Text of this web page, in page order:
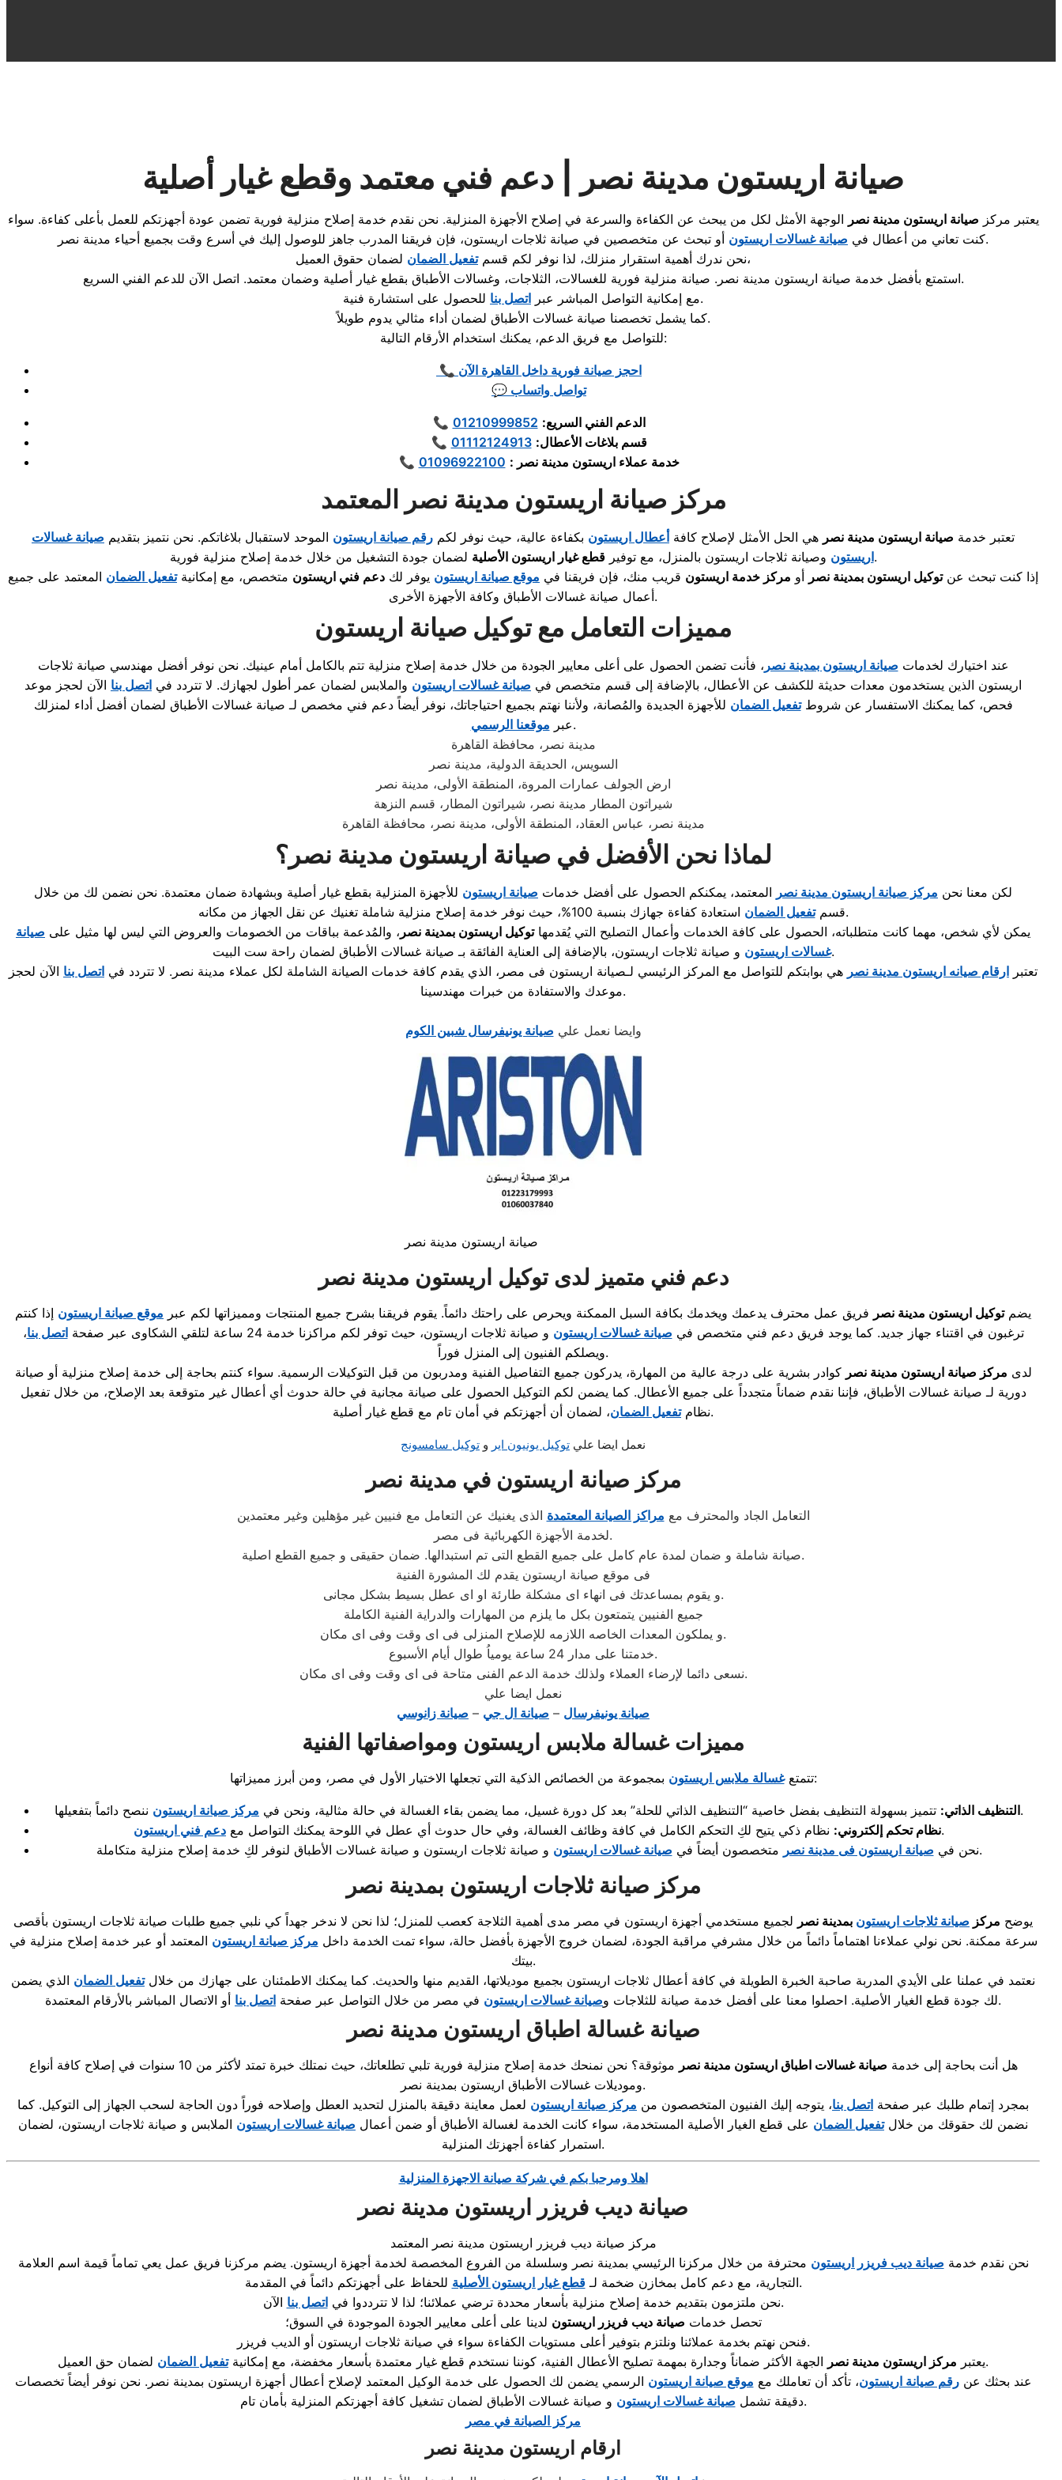
صيانة اريستون مدينة نصر | دعم فني معتمد وقطع غيار أصلية
يعتبر مركز صيانة اريستون مدينة نصر الوجهة الأمثل لكل من يبحث عن الكفاءة والسرعة في إصلاح الأجهزة المنزلية. نحن نقدم خدمة إصلاح منزلية فورية تضمن عودة أجهزتكم للعمل بأعلى كفاءة. سواء
كنت تعاني من أعطال في صيانة غسالات اريستون أو تبحث عن متخصصين في صيانة ثلاجات اريستون
، فإن فريقنا المدرب جاهز للوصول إليك في أسرع وقت بجميع أحياء مدينة نصر.
نحن ندرك أهمية استقرار منزلك، لذا نوفر لكم قسمتفعيل الضمان
لضمان حقوق العميل،
استمتع بأفضل خدمة صيانة اريستون مدينة نصر. صيانة منزلية فورية للغسالات، الثلاجات، وغسالات الأطباق بقطع غيار أصلية وضمان معتمد. اتصل الآن للدعم الفني السريع.
مع إمكانية التواصل المباشر عبر اتصل بنا
للحصول على استشارة فنية.
كما يشمل تخصصنا صيانة غسالات الأطباق
لضمان أداء مثالي يدوم طويلاً.
للتواصل مع فريق الدعم، يمكنك استخدام الأرقام التالية:
📞 احجز صيانة فورية داخل القاهرة الآن
💬 تواصل واتساب
📞 الدعم الفني السريع: 01210999852
📞
قسم بلاغات الأعطال: 01112124913
📞
خدمة عملاء اريستون مدينة نصر : 01096922100
مركز صيانة اريستون مدينة نصر المعتمد
تعتبر خدمة صيانة اريستون مدينة نصر هي الحل الأمثل لإصلاح كافة أعطال اريستون بكفاءة عالية، حيث نوفر لكم رقم صيانة اريستون الموحد لاستقبال بلاغاتكم. نحن نتميز بتقديم صيانة غسالات
اريستون وصيانة ثلاجات اريستون بالمنزل، مع توفيرقطع غيار اريستون الأصلية لضمان جودة التشغيل من خلال خدمة إصلاح منزلية
فورية.
إذا كنت تبحث عنتوكيل اريستون بمدينة نصر أو مركز خدمة اريستون قريب منك، فإن فريقنا في موقع صيانة اريستون يوفر لك دعم فني اريستون متخصص، مع إمكانيةتفعيل الضمان المعتمد على جميع
أعمال صيانة غسالات الأطباق وكافة الأجهزة الأخرى.
مميزات التعامل مع توكيل صيانة اريستون
عند اختيارك لخدمات صيانة اريستون بمدينة نصر ، فأنت تضمن الحصول على أعلى معايير الجودة من خلال خدمة إصلاح منزلية تتم بالكامل أمام عينيك. نحن نوفر أفضل مهندسي صيانة ثلاجات
اريستون الذين يستخدمون معدات حديثة للكشف عن الأعطال، بالإضافة إلى قسم متخصص في صيانة غسالات اريستون والملابس لضمان عمر أطول لجهازك. لا تتردد في اتصل بنا الآن لحجز موعد
فحص، كما يمكنك الاستفسار عن شروطتفعيل الضمان للأجهزة الجديدة والمُصانة، ولأننا نهتم بجميع احتياجاتك، نوفر أيضاً دعم فني مخصص لـ صيانة غسالات الأطباق لضمان أفضل أداء لمنزلك
عبر موقعنا الرسمي
.
مدينة نصر، محافظة القاهرة
السويس، الحديقة الدولية، مدينة نصر
ارض الجولف عمارات المروة، المنطقة الأولى، مدينة نصر
شيراتون المطار مدينة نصر، شيراتون المطار، قسم النزهة
مدينة نصر، عباس العقاد، المنطقة الأولى، مدينة نصر، محافظة القاهرة
لماذا نحن الأفضل في صيانة اريستون مدينة نصر؟
لكن معنا نحن مركز صيانة اريستون مدينة نصر المعتمد، يمكنكم الحصول على أفضل خدمات صيانة اريستون للأجهزة المنزلية بقطع غيار أصلية وبشهادة ضمان معتمدة. نحن نضمن لك من خلال
قسمتفعيل الضمان استعادة كفاءة جهازك بنسبة 100%، حيث نوفر خدمة إصلاح منزلية
شاملة تغنيك عن نقل الجهاز من مكانه.
يمكن لأي شخص، مهما كانت متطلباته، الحصول على كافة الخدمات وأعمال التصليح التي يُقدمهاتوكيل اريستون بمدينة نصر ، والمُدعمة بباقات من الخصومات والعروض التي ليس لها مثيل على صيانة
غسالات اريستون و صيانة ثلاجات اريستون، بالإضافة إلى العناية الفائقة بـ صيانة غسالات الأطباق
لضمان راحة ست البيت.
تعتبر ارقام صيانه اريستون مدينة نصر هي بوابتكم للتواصل مع المركز الرئيسي لـصيانة اريستون فى مصر، الذي يقدم كافة خدمات الصيانة الشاملة لكل عملاء مدينة نصر. لا تتردد في اتصل بنا الآن لحجز
موعدك والاستفادة من خبرات مهندسينا.
وايضا نعمل علي صيانة يونيفرسال شبين الكوم
صيانة اريستون مدينة نصر
دعم فني متميز لدى توكيل اريستون مدينة نصر
يضمتوكيل اريستون مدينة نصر فريق عمل محترف يدعمك ويخدمك بكافة السبل الممكنة ويحرص على راحتك دائماً. يقوم فريقنا بشرح جميع المنتجات ومميزاتها لكم عبر موقع صيانة اريستون إذا كنتم
ترغبون في اقتناء جهاز جديد. كما يوجد فريق دعم فني متخصص في صيانة غسالات اريستون و صيانة ثلاجات اريستون، حيث توفر لكم مراكزنا خدمة 24 ساعة لتلقي الشكاوى عبر صفحة اتصل بنا،
ويصلكم الفنيون إلى المنزل فوراً.
لدى مركز صيانة اريستون مدينة نصر كوادر بشرية على درجة عالية من المهارة، يدركون جميع التفاصيل الفنية ومدربون من قبل التوكيلات الرسمية. سواء كنتم بحاجة إلى خدمة إصلاح منزلية أو صيانة
دورية لـ صيانة غسالات الأطباق، فإننا نقدم ضماناً متجدداً على جميع الأعطال. كما يضمن لكم التوكيل الحصول على صيانة مجانية في حالة حدوث أي أعطال غير متوقعة بعد الإصلاح، من خلال تفعيل
نظامتفعيل الضمان ، لضمان أن أجهزتكم في أمان تام مع قطع غيار أصلية.
نعمل ايضا علي توكيل يونيون اير و توكيل سامسونج
مركز صيانة اريستون في مدينة نصر
التعامل الجاد والمحترف مع مراكز الصيانة المعتمدة الذى يغنيك عن التعامل مع فنيين غير مؤهلين وغير معتمدين
لخدمة الأجهزة الكهربائية فى مصر.
صيانة شاملة و ضمان لمدة عام كامل على جميع القطع التى تم استبدالها. ضمان حقيقى و جميع القطع اصلية.
فى موقع صيانة اريستون يقدم لك المشورة الفنية
و يقوم بمساعدتك فى انهاء اى مشكلة طارئة او اى عطل بسيط بشكل مجانى.
جميع الفنيين يتمتعون بكل ما يلزم من المهارات والدراية الفنية الكاملة
و يملكون المعدات الخاصه اللازمه للإصلاح المنزلى فى اى وقت وفى اى مكان.
خدمتنا على مدار 24 ساعة يومياُ طوال أيام الأسبوع.
نسعى دائما لإرضاء العملاء ولذلك خدمة الدعم الفنى متاحة فى اى وقت وفى اى مكان.
نعمل ايضا علي
صيانة يونيفرسال – صيانة ال جي – صيانة زانوسي
مميزات غسالة ملابس اريستون ومواصفاتها الفنية
تتمتعغسالة ملابس اريستون بمجموعة من الخصائص الذكية التي تجعلها الاختيار الأول في مصر، ومن أبرز مميزاتها:
التنظيف الذاتي: تتميز بسهولة التنظيف بفضل خاصية “التنظيف الذاتي للحلة” بعد كل دورة غسيل، مما يضمن بقاء الغسالة في حالة مثالية، ونحن في مركز صيانة اريستون
ننصح دائماً بتفعيلها.
نظام تحكم إلكتروني: نظام ذكي يتيح لكِ التحكم الكامل في كافة وظائف الغسالة، وفي حال حدوث أي عطل في اللوحة يمكنك التواصل مع دعم فني اريستون
.
نحن في صيانة اريستون فى مدينة نصر متخصصون أيضاً في صيانة غسالات اريستون و صيانة ثلاجات اريستون و صيانة غسالات الأطباق لنوفر لكِ خدمة إصلاح منزلية متكاملة.
مركز صيانة ثلاجات اريستون بمدينة نصر
يوضح مركز صيانة ثلاجات اريستون بمدينة نصر لجميع مستخدمي أجهزة اريستون في مصر مدى أهمية الثلاجة كعصب للمنزل؛ لذا نحن لا ندخر جهداً كي نلبي جميع طلبات صيانة ثلاجات اريستون بأقصى
سرعة ممكنة. نحن نولي عملاءنا اهتماماً دائماً من خلال مشرفي مراقبة الجودة، لضمان خروج الأجهزة بأفضل حالة، سواء تمت الخدمة داخل مركز صيانة اريستون المعتمد أو عبر خدمة إصلاح منزلية في
بيتك.
نعتمد في عملنا على الأيدي المدربة صاحبة الخبرة الطويلة في كافة أعطال ثلاجات اريستون بجميع موديلاتها، القديم منها والحديث. كما يمكنك الاطمئنان على جهازك من خلالتفعيل الضمان الذي يضمن
لك جودة قطع الغيار الأصلية. احصلوا معنا على أفضل خدمة صيانة للثلاجات وصيانة غسالات اريستون في مصر من خلال التواصل عبر صفحة اتصل بنا أو الاتصال المباشر بالأرقام المعتمدة.
صيانة غسالة اطباق اريستون مدينة نصر
هل أنت بحاجة إلى خدمة صيانة غسالات اطباق اريستون مدينة نصر موثوقة؟ نحن نمنحك خدمة إصلاح منزلية
فورية تلبي تطلعاتك، حيث نمتلك خبرة تمتد لأكثر من 10 سنوات في إصلاح كافة أنواع
وموديلات غسالات الأطباق اريستون
بمدينة نصر.
بمجرد إتمام طلبك عبر صفحة اتصل بنا، يتوجه إليك الفنيون المتخصصون من مركز صيانة اريستون لعمل معاينة دقيقة بالمنزل لتحديد العطل وإصلاحه فوراً دون الحاجة لسحب الجهاز إلى التوكيل. كما
نضمن لك حقوقك من خلالتفعيل الضمان على قطع الغيار الأصلية المستخدمة، سواء كانت الخدمة لغسالة الأطباق أو ضمن أعمال صيانة غسالات اريستون الملابس و صيانة ثلاجات اريستون، لضمان
استمرار كفاءة أجهزتك المنزلية.
اهلا ومرحبا بكم في شركة صيانة الاجهزة المنزلية
صيانة ديب فريزر اريستون مدينة نصر
مركز صيانة ديب فريزر اريستون مدينة نصر المعتمد
نحن نقدم خدمة صيانة ديب فريزر اريستون محترفة من خلال مركزنا الرئيسي بمدينة نصر وسلسلة من الفروع المخصصة لخدمة أجهزة اريستون. يضم مركزنا فريق عمل يعي تماماً قيمة اسم العلامة
التجارية، مع دعم كامل بمخازن ضخمة لـقطع غيار اريستون الأصلية
للحفاظ على أجهزتكم دائماً في المقدمة.
نحن ملتزمون بتقديم خدمة إصلاح منزلية بأسعار محددة ترضي عملائنا؛ لذا لا تترددوا فياتصل بنا
الآن.
تحصل خدمات صيانة ديب فريزر اريستون لدينا على أعلى معايير الجودة الموجودة في السوق؛
فنحن نهتم بخدمة عملائنا ونلتزم بتوفير أعلى مستويات الكفاءة سواء في صيانة ثلاجات اريستون
أو الديب فريزر.
يعتبر مركز اريستون مدينة نصر الجهة الأكثر ضماناً وجدارة بمهمة تصليح الأعطال الفنية، كوننا نستخدم قطع غيار معتمدة بأسعار مخفضة، مع إمكانيةتفعيل الضمان
لضمان حق العميل.
عند بحثك عنرقم صيانة اريستون، تأكد أن تعاملك مع موقع صيانة اريستون الرسمي يضمن لك الحصول على خدمة الوكيل المعتمد لإصلاح أعطال أجهزة اريستون بمدينة نصر. نحن نوفر أيضاً تخصصات
دقيقة تشمل صيانة غسالات اريستون و صيانة غسالات الأطباق
لضمان تشغيل كافة أجهزتكم المنزلية بأمان تام.
مركز الصيانة في مصر
ارقام اريستون مدينة نصر